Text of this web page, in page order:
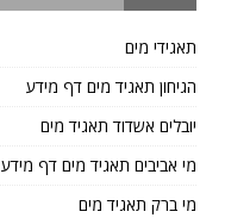
תאגידי מים
הגיחון תאגיד מים דף מידע
יובלים אשדוד תאגיד מים
מי אביבים תאגיד מים דף מידע
מי ברק תאגיד מים